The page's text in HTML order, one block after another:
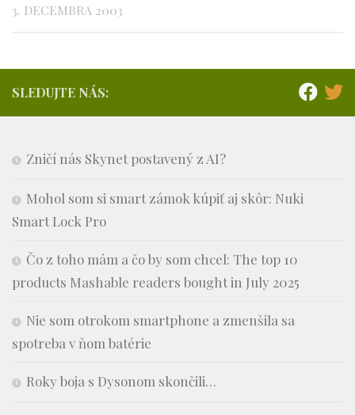
3. DECEMBRA 2003
SLEDUJTE NÁS:
Zničí nás Skynet postavený z AI?
Mohol som si smart zámok kúpiť aj skôr: Nuki
Smart Lock Pro
Čo z toho mám a čo by som chcel: The top 10
products Mashable readers bought in July 2025
Nie som otrokom smartphone a zmenšila sa
spotreba v ňom batérie
Roky boja s Dysonom skončili…